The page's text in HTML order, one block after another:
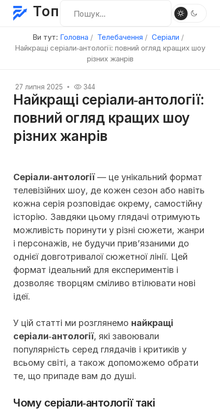
Топ
Ви тут: Головна Телебачення
Серіали
Найкращі серіали‑антології: повний огляд кращих шоу
різних жанрів
27 липня 2025 344
Найкращі серіали‑антології:
повний огляд кращих шоу
різних жанрів
Серіали‑антології— це унікальний формат
телевізійних шоу, де кожен сезон або навіть
кожна серія розповідає окрему, самостійну
історію. Завдяки цьому глядачі отримують
можливість поринути у різні сюжети, жанри
і персонажів, не будучи прив’язаними до
однієї довготривалої сюжетної лінії. Цей
формат ідеальний для експериментів і
дозволяє творцям сміливо втілювати нові
ідеї.
У цій статті ми розглянемо найкращі
серіали‑антології, які завоювали
популярність серед глядачів і критиків у
всьому світі, а також допоможемо обрати
те, що припаде вам до душі.
Чому серіали‑антології такі